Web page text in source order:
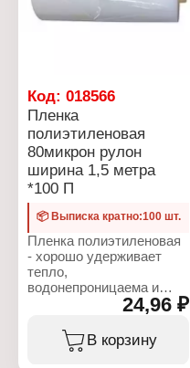
Код: 018566
Пленка
полиэтиленовая
80микрон рулон
ширина 1,5 метра
*100 П
📦 Выписка кратно:100 шт.
Пленка полиэтиленовая
- хорошо удерживает
тепло,
водонепроницаема и
паронепроницаема,
прочностью, эластична и
прозрачна, нейтральна к
24,96 ₽
В корзину